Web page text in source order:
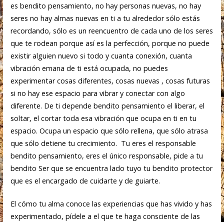
es bendito pensamiento, no hay personas nuevas, no hay
seres no hay almas nuevas en ti a tu alrededor sólo estás
recordando, sólo es un reencuentro de cada uno de los seres
que te rodean porque así es la perfección, porque no puede
existir alguien nuevo si todo y cuanta conexión, cuanta
vibración emana de ti está ocupada, no puedes
experimentar cosas diferentes, cosas nuevas , cosas futuras
si no hay ese espacio para vibrar y conectar con algo
diferente. De ti depende bendito pensamiento el liberar, el
soltar, el cortar toda esa vibración que ocupa en ti en tu
espacio. Ocupa un espacio que sólo rellena, que sólo atrasa
que sólo detiene tu crecimiento. Tu eres el responsable
bendito pensamiento, eres el único responsable, pide a tu
bendito Ser que se encuentra lado tuyo tu bendito protector
que es el encargado de cuidarte y de guiarte.
El cómo tu alma conoce las experiencias que has vivido y has
experimentado, pídele a el que te haga consciente de las